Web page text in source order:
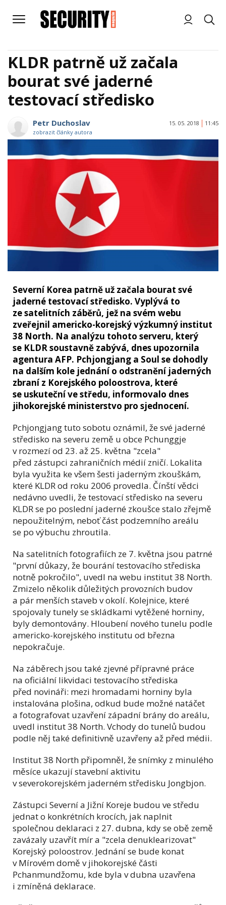
KLDR patrně už začala
bourat své jaderné
testovací středisko
Petr Duchoslav
zobrazit články autora
15. 05. 2018 11:45
Severní Korea patrně už začala bourat své
jaderné testovací středisko. Vyplývá to
ze satelitních záběrů, jež na svém webu
zveřejnil americko-korejský výzkumný institut
38 North. Na analýzu tohoto serveru, který
se KLDR soustavně zabývá, dnes upozornila
agentura AFP. Pchjongjang a Soul se dohodly
na dalším kole jednání o odstranění jaderných
zbraní z Korejského poloostrova, které
se uskuteční ve středu, informovalo dnes
jihokorejské ministerstvo pro sjednocení.
Pchjongjang tuto sobotu oznámil, že své jaderné
středisko na severu země u obce Pchunggje
v rozmezí od 23. až 25. května "zcela"
před zástupci zahraničních médií zničí. Lokalita
byla využita ke všem šesti jaderným zkouškám,
které KLDR od roku 2006 provedla. Čínští vědci
nedávno uvedli, že testovací středisko na severu
KLDR se po poslední jaderné zkoušce stalo zřejmě
nepoužitelným, neboť část podzemního areálu
se po výbuchu zhroutila.
Na satelitních fotografiích ze 7. května jsou patrné
"první důkazy, že bourání testovacího střediska
notně pokročilo", uvedl na webu institut 38 North.
Zmizelo několik důležitých provozních budov
a pár menších staveb v okolí. Kolejnice, které
spojovaly tunely se skládkami vytěžené horniny,
byly demontovány. Hloubení nového tunelu podle
americko-korejského institutu od března
nepokračuje.
Na záběrech jsou také zjevné přípravné práce
na oficiální likvidaci testovacího střediska
před novináři: mezi hromadami horniny byla
instalována plošina, odkud bude možné natáčet
a fotografovat uzavření západní brány do areálu,
uvedl institut 38 North. Vchody do tunelů budou
podle něj také definitivně uzavřeny až před médii.
Institut 38 North připomněl, že snímky z minulého
měsíce ukazují stavební aktivitu
v severokorejském jaderném středisku Jongbjon.
Zástupci Severní a Jižní Koreje budou ve středu
jednat o konkrétních krocích, jak naplnit
společnou deklaraci z 27. dubna, kdy se obě země
zavázaly uzavřít mír a "zcela denuklearizovat"
Korejský poloostrov. Jednání se bude konat
v Mírovém domě v jihokorejské části
Pchanmundžomu, kde byla v dubna uzavřena
i zmíněná deklarace.